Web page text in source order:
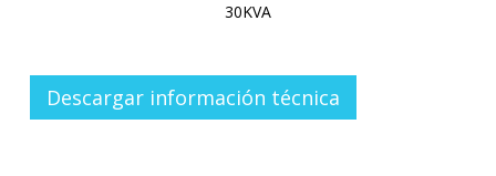
30KVA
Descargar información técnica